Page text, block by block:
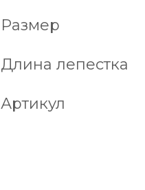
Размер
Длина лепестка
Артикул